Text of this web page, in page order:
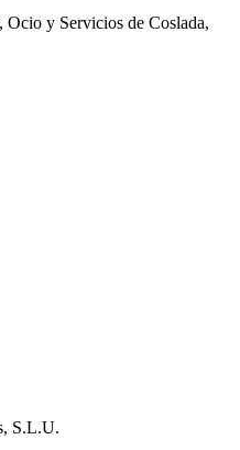
Ocio y Servicios de Coslada,
S.L.U.